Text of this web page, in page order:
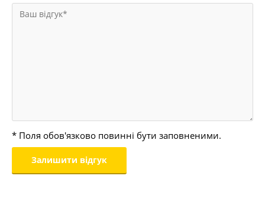
* Поля обов'язково повинні бути заповненими.